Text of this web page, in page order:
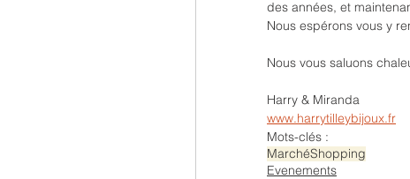
des années, et
Nous espérons vous y
Nous vous saluons
Harry & Miranda
www.harrytilleybijoux.fr
Mots-clés :
MarchéShopping
Evenements